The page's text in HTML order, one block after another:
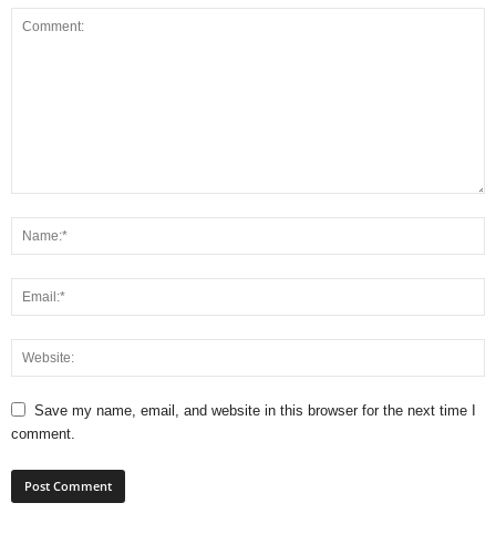
Save my name, email, and website in this browser for the next time I
comment.